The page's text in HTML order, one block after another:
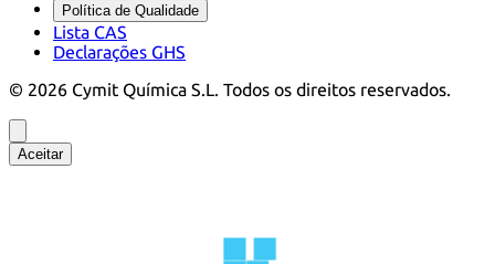
Política de Qualidade
Lista CAS
Declarações GHS
© 2026 Cymit Química S.L. Todos os direitos reservados.
Aceitar